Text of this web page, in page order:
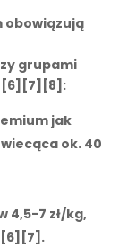
obowiązują
grupami
jak
ok. 40
4,5-7 zł/kg,